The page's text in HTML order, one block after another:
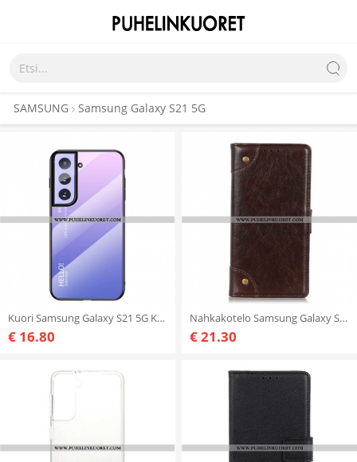
SAMSUNG Samsung Galaxy S21 5G
Kuori Samsung Galaxy S21 5G Karkaistu Lasi Hello
€ 16.80
Nahkakotelo Samsung Galaxy S21 5G Tyylikkäät Nappan Nahkaiset Vintage-niitit
€ 21.30